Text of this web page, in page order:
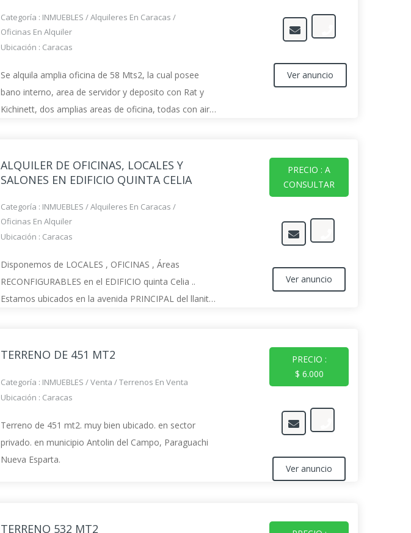
Ver anuncio
Categoría : INMUEBLES /Alquileres En Caracas /
Oficinas En Alquiler
Ubicación : Caracas
Se alquila amplia oficina de 58 Mts2, la cual posee
bano interno, area de servidor y deposito con Rat y
Kichinett, dos amplias areas de oficina, todas con aire
PRECIO : A
CONSULTAR
Ver anuncio
ALQUILER DE OFICINAS, LOCALES Y
SALONES EN EDIFICIO QUINTA CELIA
Categoría : INMUEBLES /Alquileres En Caracas /
Oficinas En Alquiler
Ubicación : Caracas
Disponemos de LOCALES , OFICINAS , Áreas
RECONFIGURABLES en el EDIFICIO quinta Celia ..
Estamos ubicados en la avenida PRINCIPAL del llanito,
supermercado ACUAR
PRECIO :
$ 6.000
Ver anuncio
TERRENO DE 451 MT2
Categoría : INMUEBLES /Venta /Terrenos En Venta
Ubicación : Caracas
Terreno de 451 mt2. muy bien ubicado. en sector
privado. en municipio Antolin del Campo, Paraguachi
Nueva Esparta.
TERRENO 532 MT2